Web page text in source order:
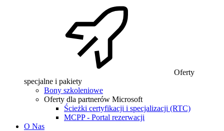
Oferty
specjalne i pakiety
Bony szkoleniowe
Oferty dla partnerów Microsoft
Ścieżki certyfikacji i specjalizacji (RTC)
MCPP - Portal rezerwacji
O Nas